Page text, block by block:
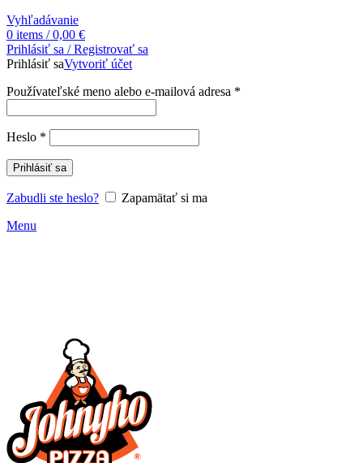
Vyhľadávanie
0 items / 0,00 €
Prihlásiť sa / Registrovať sa
Prihlásiť saVytvoriť účet
Používateľské meno alebo e-mailová adresa *
Heslo *
Prihlásiť sa
Zabudli ste heslo?
Zapamätať si ma
Menu